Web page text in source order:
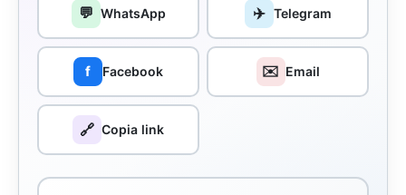
💬 WhatsApp ✈️ Telegram
f Facebook ✉️ Email
🔗 Copia link